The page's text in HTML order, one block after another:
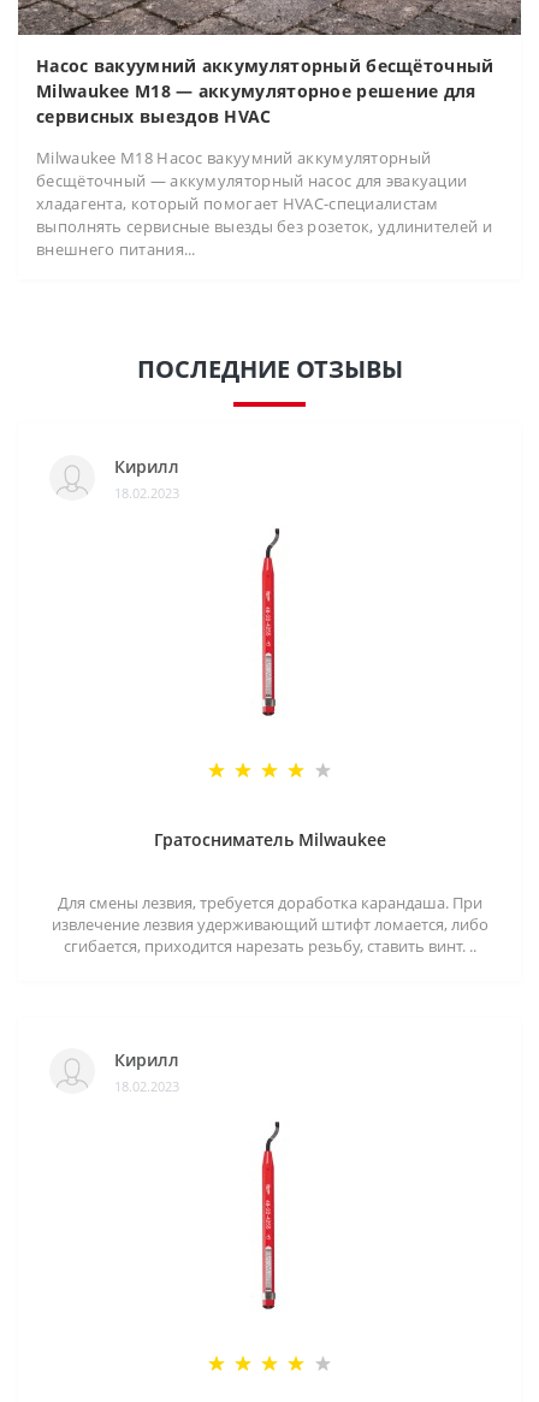
Насос вакуумний аккумуляторный бесщёточный
Milwaukee M18 — аккумуляторное решение для
сервисных выездов HVAC
Milwaukee M18 Насос вакуумний аккумуляторный
бесщёточный — аккумуляторный насос для эвакуации
хладагента, который помогает HVAC-специалистам
выполнять сервисные выезды без розеток, удлинителей и
внешнего питания...
ПОСЛЕДНИЕ ОТЗЫВЫ
Кирилл
18.02.2023
Гратосниматель Milwaukee
Для смены лезвия, требуется доработка карандаша. При
извлечение лезвия удерживающий штифт ломается, либо
сгибается, приходится нарезать резьбу, ставить винт. ..
Кирилл
18.02.2023